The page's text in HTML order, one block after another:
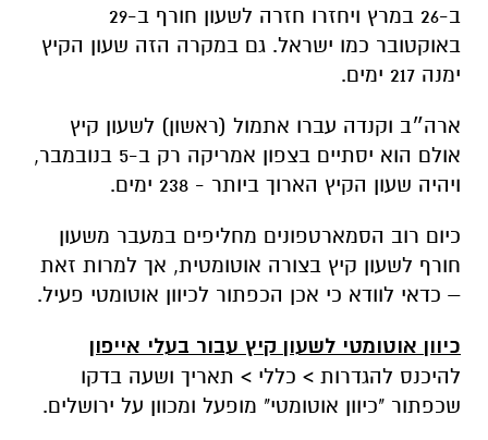
ב-26 במרץ ויחזרו חזרה לשעון חורף ב-29
באוקטובר כמו ישראל. גם במקרה הזה שעון הקיץ
ימנה 217 ימים.
ארה״ב וקנדה עברו אתמול (ראשון) לשעון קיץ
אולם הוא יסתיים בצפון אמריקה רק ב-5 בנובמבר,
ויהיה שעון הקיץ הארוך ביותר - 238 ימים.
כיום רוב הסמארטפונים מחליפים במעבר משעון
חורף לשעון קיץ בצורה אוטומטית, אך למרות זאת
– כדאי לוודא כי אכן הכפתור לכיוון אוטומטי פעיל.
כיוון אוטומטי לשעון קיץ עבור בעלי אייפון
להיכנס להגדרות > כללי > תאריך ושעה בדקו
שכפתור "כיוון אוטומטי" מופעל ומכוון על ירושלים.